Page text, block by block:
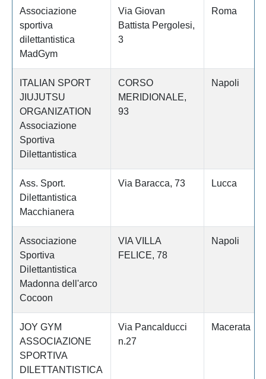
Associazione
sportiva
dilettantistica
MadGym
Via Giovan
Battista Pergolesi,
3
Roma
ITALIAN SPORT
JIUJUTSU
ORGANIZATION
Associazione
Sportiva
Dilettantistica
CORSO
MERIDIONALE,
93
Napoli
Ass. Sport.
Dilettantistica
Macchianera
Via Baracca, 73 Lucca
Associazione
Sportiva
Dilettantistica
Madonna dell'arco
Cocoon
VIA VILLA
FELICE, 78
Napoli
JOY GYM
ASSOCIAZIONE
SPORTIVA
DILETTANTISTICA
Via Pancalducci
n.27
Macerata